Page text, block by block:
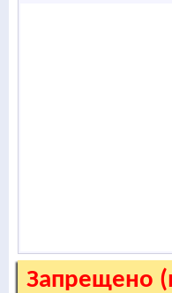
Запрещено